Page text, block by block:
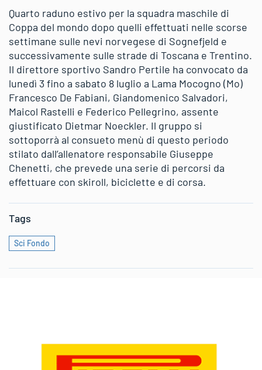
Quarto raduno estivo per la squadra maschile di
Coppa del mondo dopo quelli effettuati nelle scorse
settimane sulle nevi norvegese di Sognefjeld e
successivamente sulle strade di Toscana e Trentino.
Il direttore sportivo Sandro Pertile ha convocato da
lunedì 3 fino a sabato 8 luglio a Lama Mocogno (Mo)
Francesco De Fabiani, Giandomenico Salvadori,
Maicol Rastelli e Federico Pellegrino, assente
giustificato Dietmar Noeckler. Il gruppo si
sottoporrà al consueto menù di questo periodo
stilato dall’allenatore responsabile Giuseppe
Chenetti, che prevede una serie di percorsi da
effettuare con skiroll, biciclette e di corsa.
Tags
Sci Fondo